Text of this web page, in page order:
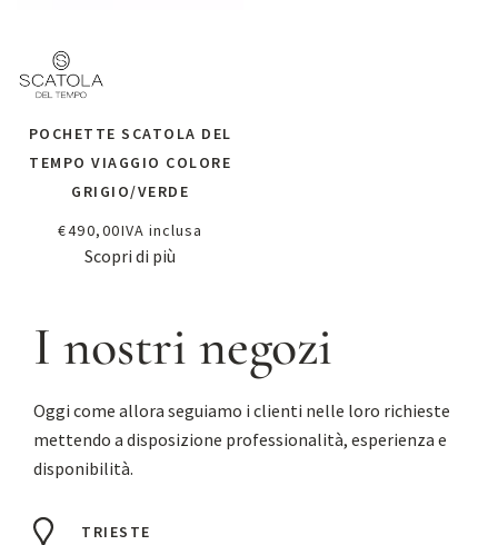
POCHETTE SCATOLA DEL
TEMPO VIAGGIO COLORE
GRIGIO/VERDE
€490,00IVA inclusa
Scopri di più
I nostri negozi
Oggi come allora seguiamo i clienti nelle loro richieste
mettendo a disposizione professionalità, esperienza e
disponibilità.
TRIESTE